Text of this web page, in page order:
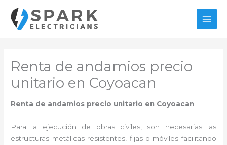
contenido
Renta de andamios precio
unitario en Coyoacan
Renta de andamios precio unitario en Coyoacan
Para la ejecución de obras civiles, son necesarias las
estructuras metálicas resistentes, fijas o móviles facilitando